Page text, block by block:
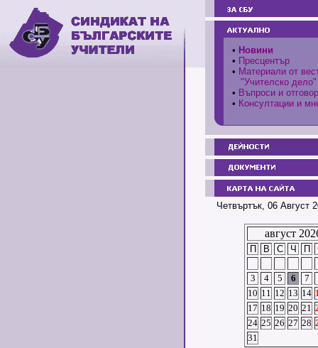
• Новини
• Пресцентър
• Материали от
"Учителско дело"
• Въпроси и
• Консултации и
Четвъртък, 06 Август
август
П В С Ч П
3
4 5 6 7
10 11 12 13 14
17 18 19 20 21
24 25 26 27 28
31